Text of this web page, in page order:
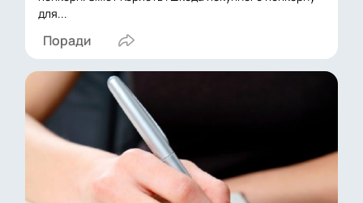
для...
Поради